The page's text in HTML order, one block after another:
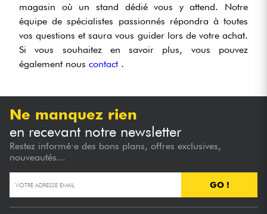
magasin où un stand dédié vous y attend. Notre
équipe de spécialistes passionnés répondra à toutes
vos questions et saura vous guider lors de votre achat.
Si vous souhaitez en savoir plus, vous pouvez
également nous contact .
Ne manquez rien
en recevant notre newsletter
Restez informé·e des bons plans, offres exclusives,
nouveautés...
GO !